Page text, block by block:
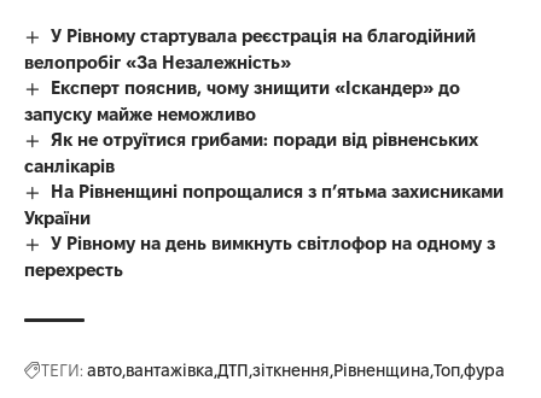
У Рівному стартувала реєстрація на благодійний
велопробіг «За Незалежність»
Експерт пояснив, чому знищити «Іскандер» до
запуску майже неможливо
Як не отруїтися грибами: поради від рівненських
санлікарів
На Рівненщині попрощалися з п’ятьма захисниками
України
У Рівному на день вимкнуть світлофор на одному з
перехресть
ТЕГИ: авто вантажівка ДТП зіткнення Рівненщина Топфура